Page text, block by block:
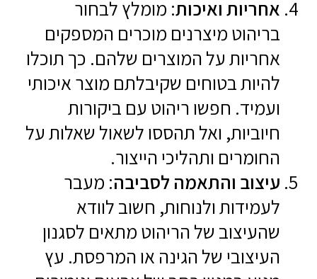
אחריות ואיכות: מומלץ לבחור
בריהוט מיצרנים מוכרים המספקים
אחריות על המוצרים שלהם. כך תוכלו
להיות בטוחים שקיבלתם מוצר איכותי
ועמיד. חפשו ריהוט עם ביקורות
חיוביות, ואל תהססו לשאול שאלות על
החומרים ותהליכי הייצור.
עיצוב והתאמה לסביבה: מעבר
לעמידות ולנוחות, חשוב לוודא
שהעיצוב של הריהוט מתאים לסגנון
העיצובי של הגינה או המרפסת. עץ